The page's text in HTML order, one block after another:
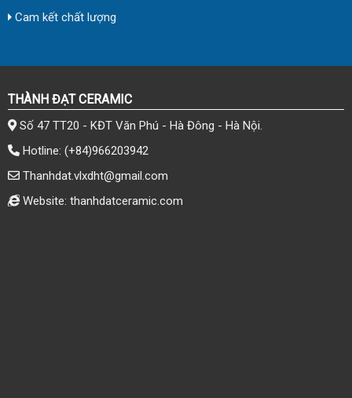
Cam kết chất lượng
THÀNH ĐẠT CERAMIC
Số 47 TT20 - KĐT Văn Phú - Hà Đông - Hà Nội.
Hotline: (+84)966203942
Thanhdat.vlxdht@gmail.com
Website: thanhdatceramic.com